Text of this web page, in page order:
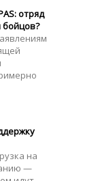
отряд
бойцов?
на
—